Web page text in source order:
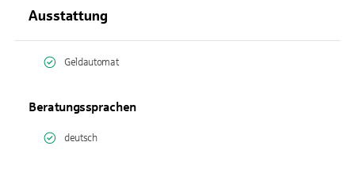
Ausstattung
Geldautomat
Beratungssprachen
deutsch